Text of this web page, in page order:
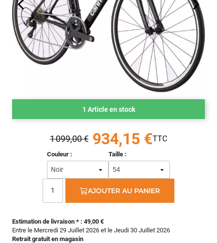
1 Article en stock
Estimation de livraison * : 49,00 €
Entre le Mercredi 29 Juillet 2026 et le Jeudi 30 Juillet 2026
Retrait gratuit en magasin
Couleur : Taille :
1 099,00 € 934,15 €
AJOUTER AU PANIER